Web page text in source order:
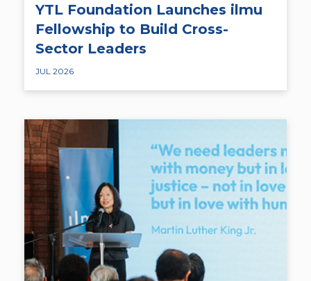
YTL Foundation Launches ilmu
Fellowship to Build Cross-
Sector Leaders
JUL 2026